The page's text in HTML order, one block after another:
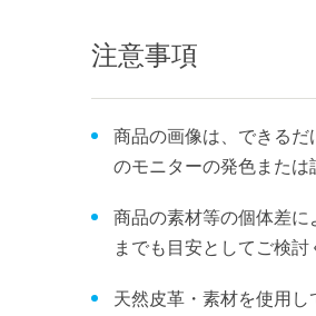
注意事項
商品の画像は、できる
のモニターの発色または
商品の素材等の個体差に
までも目安としてご検討
天然皮革・素材を使用